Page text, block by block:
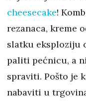
cheesecake!
rezanaca, kreme
slatku eksploziju
paliti pećnicu, a
spraviti. Pošto je
nabaviti u